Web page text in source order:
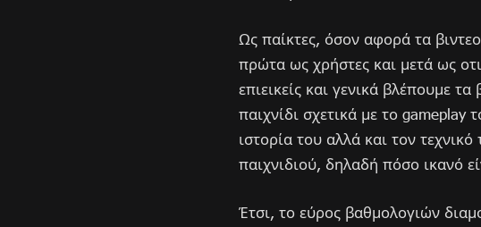
Ως παίκτες, όσον αφορά τα
πρώτα ως χρήστες και μετά ως
επιεικείς και γενικά βλέπουμε
παιχνίδι σχετικά με το
ιστορία του αλλά και τον
παιχνιδιού, δηλαδή πόσο ικανό
Έτσι, το εύρος βαθμολογιών